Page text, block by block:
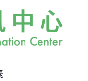
習俗，認購「創意金
字的錢幣供奉